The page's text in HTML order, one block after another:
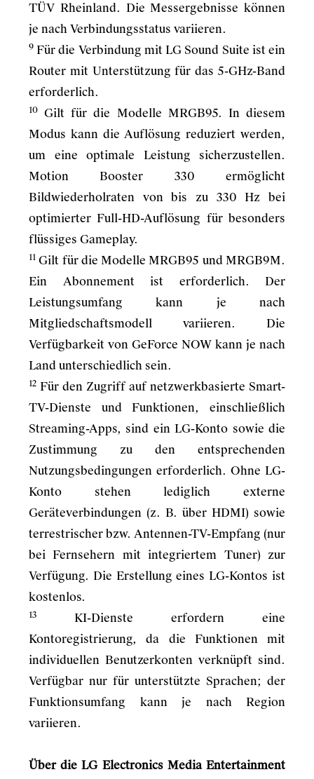
TÜV Rheinland. Die Messergebnisse können
je nach Verbindungsstatus variieren.
9 Für die Verbindung mit LG Sound Suite ist ein
Router mit Unterstützung für das 5-GHz-Band
erforderlich.
10 Gilt für die Modelle MRGB95. In diesem
Modus kann die Auflösung reduziert werden,
um eine optimale Leistung sicherzustellen.
Motion Booster 330 ermöglicht
Bildwiederholraten von bis zu 330 Hz bei
optimierter Full-HD-Auflösung für besonders
flüssiges Gameplay.
11 Gilt für die Modelle MRGB95 und MRGB9M.
Ein Abonnement ist erforderlich. Der
Leistungsumfang kann je nach
Mitgliedschaftsmodell variieren. Die
Verfügbarkeit von GeForce NOW kann je nach
Land unterschiedlich sein.
12 Für den Zugriff auf netzwerkbasierte Smart-
TV-Dienste und Funktionen, einschließlich
Streaming-Apps, sind ein LG-Konto sowie die
Zustimmung zu den entsprechenden
Nutzungsbedingungen erforderlich. Ohne LG-
Konto stehen lediglich externe
Geräteverbindungen (z. B. über HDMI) sowie
terrestrischer bzw. Antennen-TV-Empfang (nur
bei Fernsehern mit integriertem Tuner) zur
Verfügung. Die Erstellung eines LG-Kontos ist
kostenlos.
13
KI-Dienste erfordern eine
Kontoregistrierung, da die Funktionen mit
individuellen Benutzerkonten verknüpft sind.
Verfügbar nur für unterstützte Sprachen; der
Funktionsumfang kann je nach Region
variieren.
Über die LG Electronics Media Entertainment